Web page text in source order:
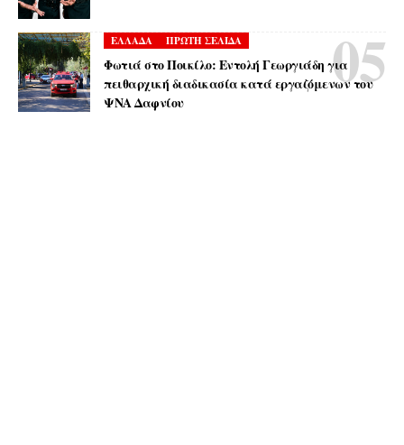
ΕΛΛΑΔΑ ΠΡΩΤΗ ΣΕΛΙΔΑ
Φωτιά στο Ποικίλο: Εντολή Γεωργιάδη για
πειθαρχική διαδικασία κατά εργαζόμενων του
ΨΝΑ Δαφνίου